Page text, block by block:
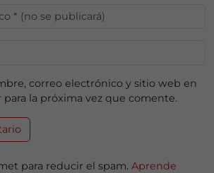
correo electrónico y sitio web en
la próxima vez que comente.
para reducir el spam. Aprende